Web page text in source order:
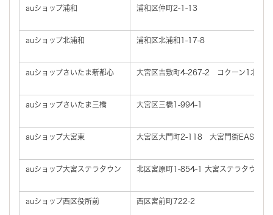
auショップ浦和 浦和区仲町2-1-13
auショップ北浦和 浦和区北浦和1-17-8
auショップさいたま新都心 大宮区吉敷町4-267-2 コクーン1北館
auショップさいたま三橋 大宮区三橋1-994-1
auショップ大宮東 大宮区大門町2-118 大宮門街EAST2F
auショップ大宮ステラタウン 北区宮原町1-854-1 大宮ステラタウン2F
auショップ西区役所前 西区宮前町722-2